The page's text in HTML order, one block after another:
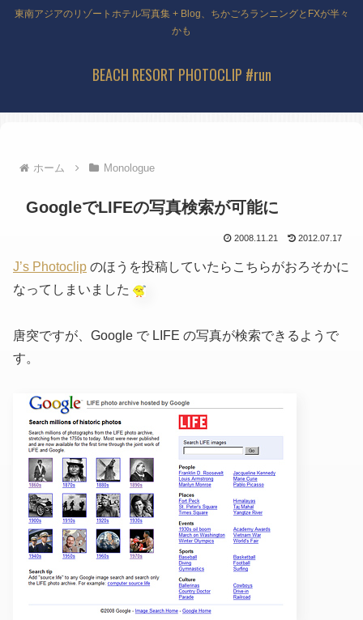
東南アジアのリゾートホテル写真集 + Blog、ちかごろランニングとFXが半々
かも
BEACH RESORT PHOTOCLIP #run
ホーム Monologue
GoogleでLIFEの写真検索が可能に
2008.11.21 2012.07.17
J’s Photoclip のほうを投稿していたらこちらがおろそかに
なってしまいました
唐突ですが、Google で LIFE の写真が検索できるようで
す。